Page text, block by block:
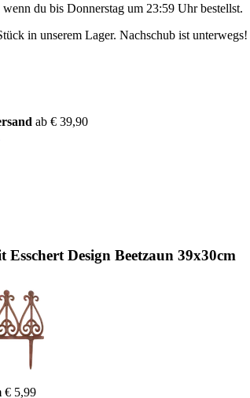
wenn du bis Donnerstag um 23:59 Uhrbestellst.
in unserem Lager. Nachschub ist
ab € 39,90
Design Beetzaun 39x30cm
€ 5,99